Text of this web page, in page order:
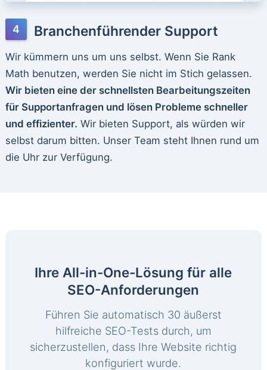
Branchenführender Support
Wir kümmern uns um uns selbst. Wenn Sie Rank
Math benutzen, werden Sie nicht im Stich gelassen.
Wir bieten eine der schnellsten Bearbeitungszeiten
für Supportanfragen und lösen Probleme schneller
und effizienter. Wir bieten Support, als würden wir
selbst darum bitten. Unser Team steht Ihnen rund um
die Uhr zur Verfügung.
Ihre All-in-One-Lösung für alle
SEO-Anforderungen
Führen Sie automatisch 30 äußerst
hilfreiche SEO-Tests durch, um
sicherzustellen, dass Ihre Website richtig
konfiguriert wurde.